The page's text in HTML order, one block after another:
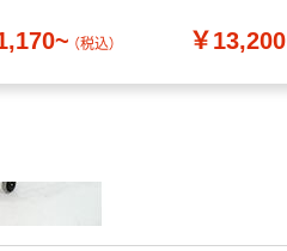
（税込）
品）
￥13,200